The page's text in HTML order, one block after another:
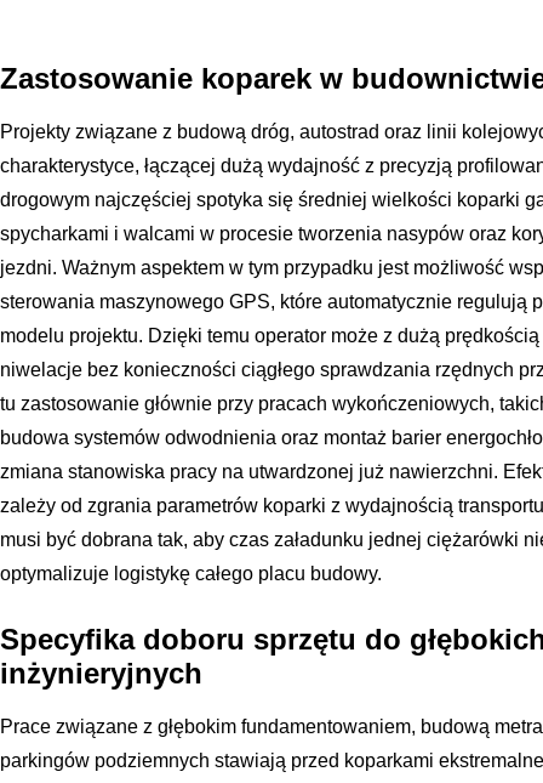
Zastosowanie koparek w
Projekty związane z budową dróg, autostrad oraz linii
charakterystyce, łączącej dużą wydajność z precyzją
drogowym najczęściej spotyka się średniej wielkości koparki
spycharkami i walcami w procesie tworzenia nasypów oraz
jezdni. Ważnym aspektem w tym przypadku jest możliwość
sterowania maszynowego GPS, które automatycznie regulują
modelu projektu. Dzięki temu operator może z dużą
niwelacje bez konieczności ciągłego sprawdzania rzędnych
tu zastosowanie głównie przy pracach wykończeniowych,
budowa systemów odwodnienia oraz montaż barier
zmiana stanowiska pracy na utwardzonej już nawierzchni.
zależy od zgrania parametrów koparki z wydajnością
musi być dobrana tak, aby czas załadunku jednej ciężarówki
optymalizuje logistykę całego placu budowy.
Specyfika doboru sprzętu do
inżynieryjnych
Prace związane z głębokim fundamentowaniem, budową
parkingów podziemnych stawiają przed koparkami